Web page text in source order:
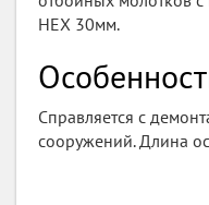
HEX 30мм.
Справляется с
сооружений. Длина